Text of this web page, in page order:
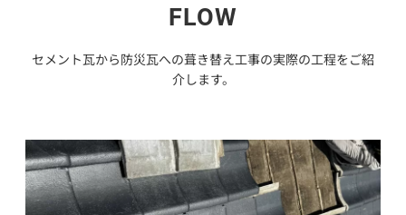
FLOW
セメント瓦から防災瓦への葺き替え工事の実際の工程をご紹
介します。